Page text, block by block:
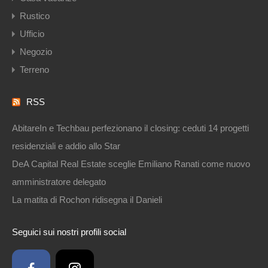
Rustico
Ufficio
Negozio
Terreno
RSS
AbitareIn e Techbau perfezionano il closing: ceduti 14 progetti
residenziali e addio allo Star
DeA Capital Real Estate sceglie Emiliano Ranati come nuovo
amministratore delegato
La matita di Rochon ridisegna il Danieli
Seguici sui nostri profili social